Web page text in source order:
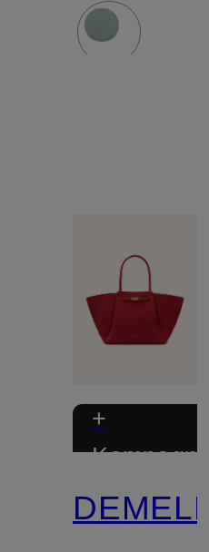
+